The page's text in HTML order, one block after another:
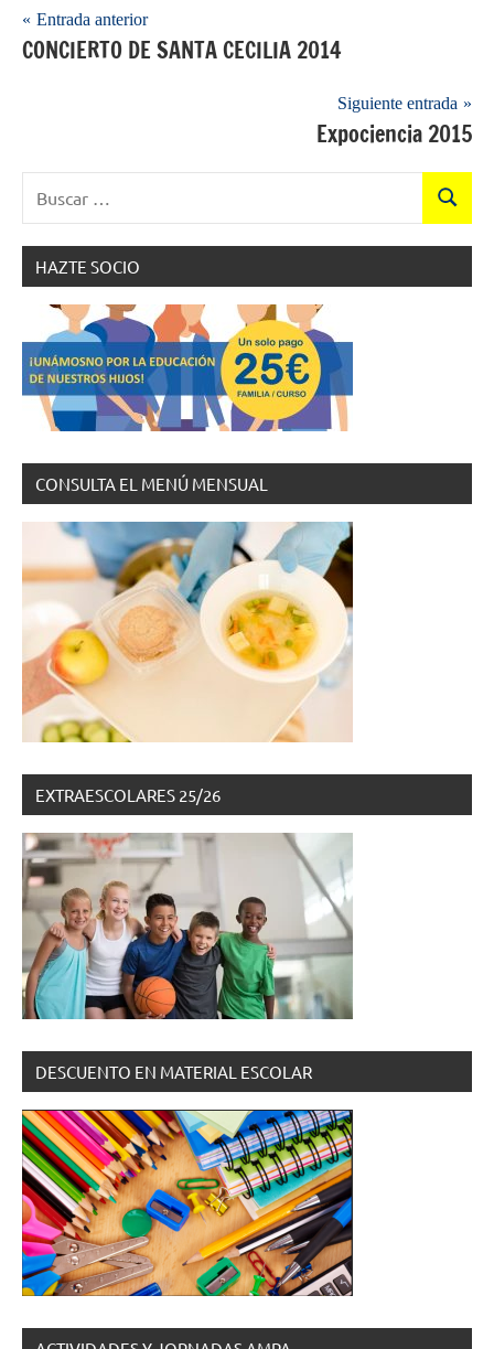
Navegación
de
Entrada anterior
CONCIERTO DE SANTA CECILIA 2014
Siguiente entrada
Expociencia 2015
Buscar
HAZTE SOCIO
CONSULTA EL MENÚ MENSUAL
EXTRAESCOLARES 25/26
DESCUENTO EN MATERIAL ESCOLAR